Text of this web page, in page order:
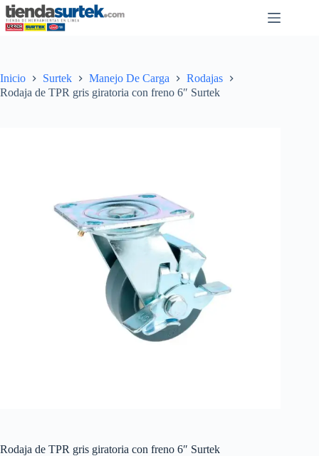
Saltar
al
contenido
Inicio Surtek Manejo De Carga
Rodajas
Rodaja de TPR gris giratoria con freno 6″ Surtek
Rodaja de TPR gris giratoria con freno 6″ Surtek